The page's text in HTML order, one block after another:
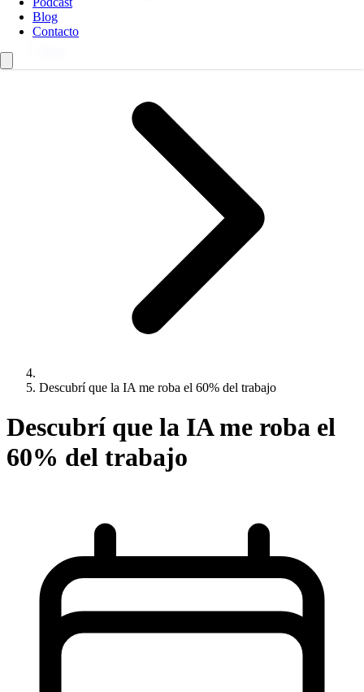
Blog
Contacto
Descubrí que la IA me roba el 60% del trabajo
Descubrí que la IA me roba el
60% del trabajo